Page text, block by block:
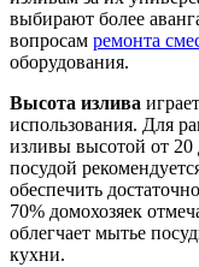
выбирают более
вопросам ремонта
оборудования.
Высота излива
использования. Для
изливы высотой от 20
посудой
обеспечить
70% домохозяек
облегчает мытье
кухни.